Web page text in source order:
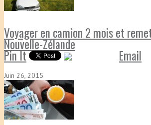
Voyager en camion 2 mois et
Nouvelle-Zélande
Pin It Email
Juin 26, 2015